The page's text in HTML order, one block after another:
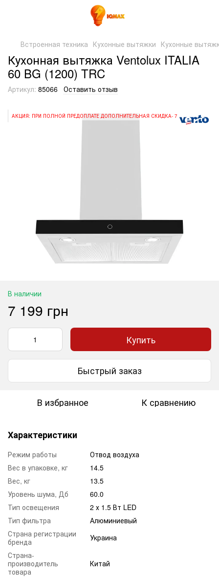
Встроенная техника Кухонные вытяжки Кухонные
Кухонная вытяжка Ventolux ITALIA
60 BG (1200) TRC
Артикул: 85066 Оставить отзыв
АКЦИЯ: ПРИ ПОЛНОЙ ПРЕДОПЛАТЕ ДОПОЛНИТЕЛЬНАЯ СКИДКА- 7%
В наличии
7 199 грн
Купить
Быстрый заказ
В избранное К сравнению
Характеристики
Режим работы
Отвод воздуха
Вес в упаковке, кг
14.5
Вес, кг
13.5
Уровень шума, Дб
60.0
Тип освещения
2 х 1.5 Вт LED
Тип фильтра
Алюминиевый
Страна регистрации
бренда
Украина
Страна-
производитель
товара
Китай